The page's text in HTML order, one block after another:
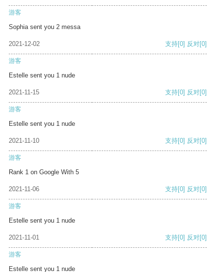
游客
Sophia sent you 2 messa
2021-12-02 支持[0] 反对[0]
游客
Estelle sent you 1 nude
2021-11-15 支持[0] 反对[0]
游客
Estelle sent you 1 nude
2021-11-10 支持[0] 反对[0]
游客
Rank 1 on Google With 5
2021-11-06 支持[0] 反对[0]
游客
Estelle sent you 1 nude
2021-11-01 支持[0] 反对[0]
游客
Estelle sent you 1 nude